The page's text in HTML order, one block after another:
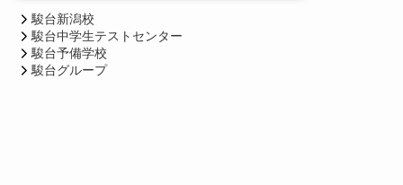
駿台新潟校
駿台中学生テストセンター
駿台予備学校
駿台グループ